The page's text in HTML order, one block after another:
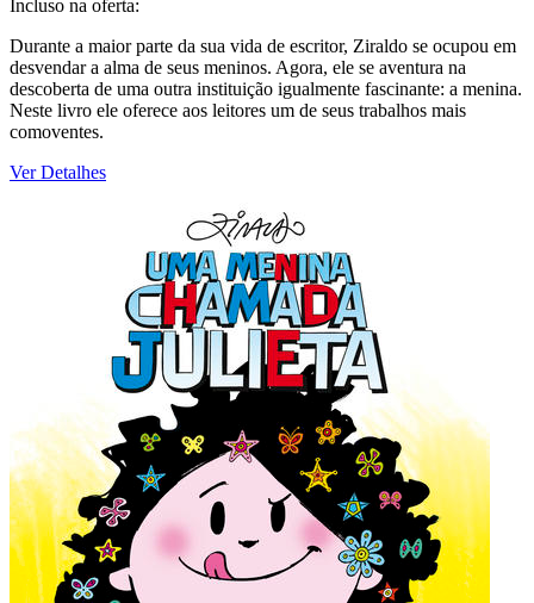
Incluso na oferta:
Durante a maior parte da sua vida de escritor, Ziraldo se ocupou em
desvendar a alma de seus meninos. Agora, ele se aventura na
descoberta de uma outra instituição igualmente fascinante: a menina.
Neste livro ele oferece aos leitores um de seus trabalhos mais
comoventes.
Ver Detalhes